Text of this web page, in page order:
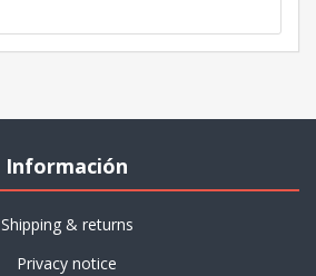
Información
Shipping & returns
Privacy notice